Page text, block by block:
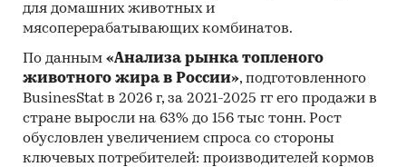
для домашних животных и
мясоперерабатывающих комбинатов.
По данным «Анализа рынка топленого
животного жира в России», подготовленного
BusinesStat в 2026 г, за 2021-2025 гг его продажи в
стране выросли на 63% до 156 тыс тонн. Рост
обусловлен увеличением спроса со стороны
ключевых потребителей: производителей кормов